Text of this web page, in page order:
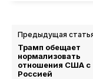
Предыдущая
Трамп обещает
нормализовать
отношения США с
Россией